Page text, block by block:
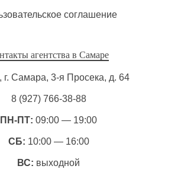
соглашение
агентства в Самаре
г. Самара, 3-я Просека, д. 64
8 (927) 766-38-88
ПН-ПТ: 09:00 — 19:00
СБ: 10:00 — 16:00
ВС: выходной